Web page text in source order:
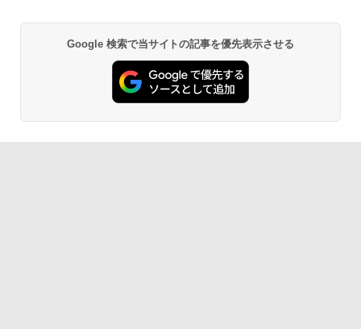
Google 検索で当サイトの記事を優先表示させる